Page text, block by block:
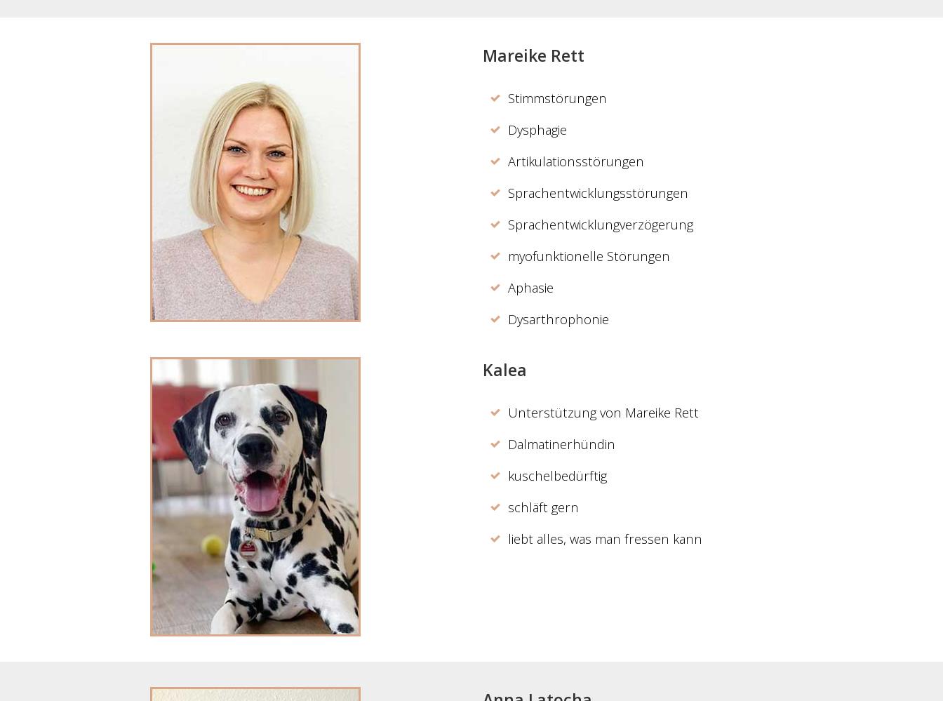
Mareike Rett
Stimmstörungen
Dysphagie
Artikulationsstörungen
Sprachentwicklungsstörungen
Sprachentwicklungverzögerung
myofunktionelle Störungen
Aphasie
Dysarthrophonie
Kalea
Unterstützung von Mareike Rett
Dalmatinerhündin
kuschelbedürftig
schläft gern
liebt alles, was man fressen kann